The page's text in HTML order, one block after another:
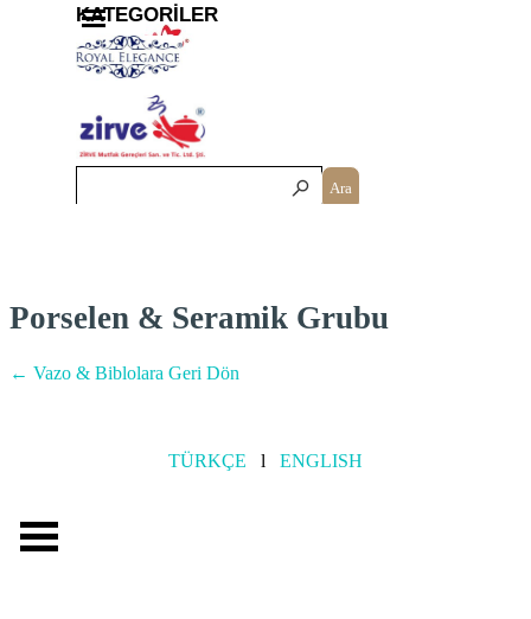
Menüyü atla
Ara
KATEGORİLER
Porselen & Seramik Grubu
← Vazo & Biblolara Geri Dön
TÜRKÇE l ENGLISH